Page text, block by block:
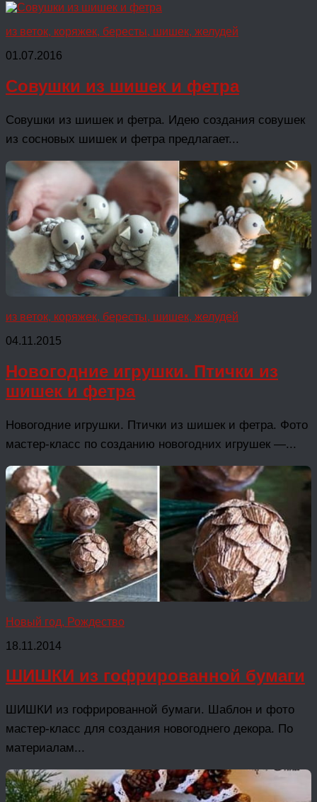
из веток, коряжек, бересты, шишек, желудей
01.07.2016
Совушки из шишек и фетра
Совушки из шишек и фетра. Идею создания совушек
из сосновых шишек и фетра предлагает...
из веток, коряжек, бересты, шишек, желудей
04.11.2015
Новогодние игрушки. Птички из
шишек и фетра
Новогодние игрушки. Птички из шишек и фетра. Фото
мастер-класс по созданию новогодних игрушек —...
Новый год, Рождество
18.11.2014
ШИШКИ из гофрированной бумаги
ШИШКИ из гофрированной бумаги. Шаблон и фото
мастер-класс для создания новогоднего декора. По
материалам...